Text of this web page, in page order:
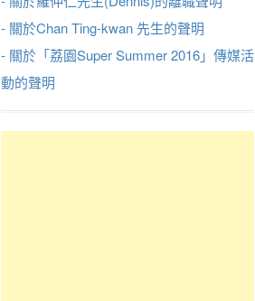
- 關於Chan Ting-kwan 先生的聲明
- 關於「荔園Super Summer 2016」傳媒活
動的聲明